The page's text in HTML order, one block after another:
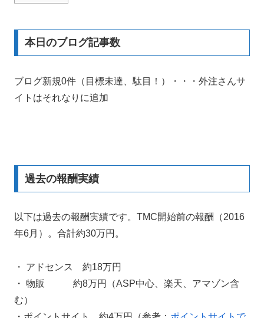
本日のブログ記事数
ブログ新規0件（目標未達、駄目！）・・・外注さんサ
イトはそれなりに追加
過去の報酬実績
以下は過去の報酬実績です。TMC開始前の報酬（2016
年6月）。合計約30万円。
・ アドセンス 約18万円
・ 物販 約8万円（ASP中心、楽天、アマゾン含
む）